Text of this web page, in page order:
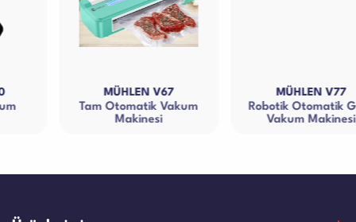
MÜHLEN V67
Tam Otomatik Vakum
Makinesi
MÜHLEN V77
Robotik Otomatik Gıda
Vakum Makinesi